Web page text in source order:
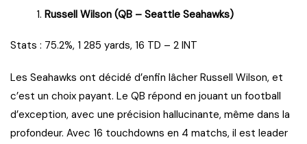
Russell Wilson (QB – Seattle Seahawks)
Stats : 75.2%, 1 285 yards, 16 TD – 2 INT
Les Seahawks ont décidé d’enfin lâcher Russell Wilson, et
c’est un choix payant. Le QB répond en jouant un football
d’exception, avec une précision hallucinante, même dans la
profondeur. Avec 16 touchdowns en 4 matchs, il est leader